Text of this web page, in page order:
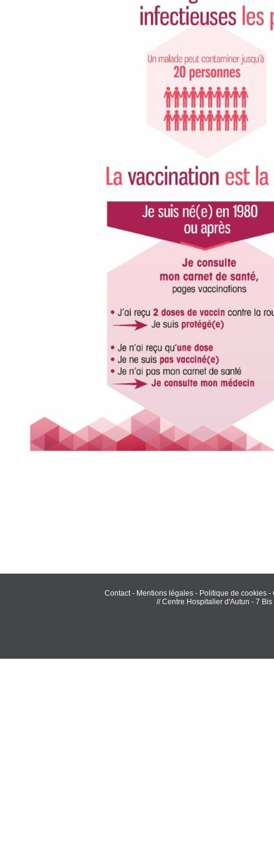
Contact - Mentions légales - Politique de cookies -
// Centre Hospitalier d'Autun - 7